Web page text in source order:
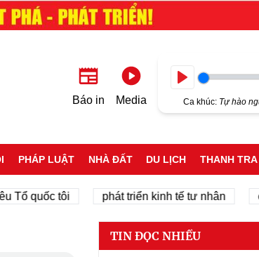
Báo in Media Ca khúc: Tự hào
PHÁP LUẬT NHÀ ĐẤT DU LỊCH THANH
tôi phát triển kinh tế tư nhân chính
TIN ĐỌC NHIỀU